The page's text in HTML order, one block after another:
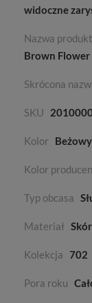
widoczne
Nazwa
Brown Flower
Skrócona
SKU
Kolor Beżowy
Kolor
Typ obcasa
Materiał
Kolekcja 702
Pora roku